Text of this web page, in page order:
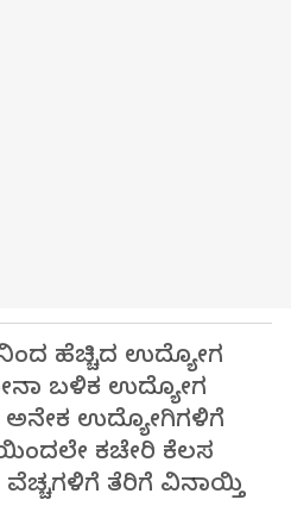
ಹೆಚ್ಚಿದ ಉದ್ಯೋಗ
ಬಳಿಕ ಉದ್ಯೋಗ
ಅನೇಕ ಉದ್ಯೋಗಿಗಳಿಗೆ
ಕಚೇರಿ ಕೆಲಸ
ತೆರಿಗೆ ವಿನಾಯ್ತಿ